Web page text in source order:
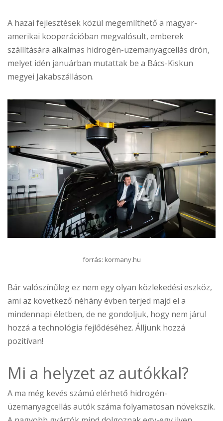
A hazai fejlesztések közül megemlíthető a magyar-
amerikai kooperációban megvalósult, emberek
szállítására alkalmas hidrogén-üzemanyagcellás drón,
melyet idén januárban mutattak be a Bács-Kiskun
megyei Jakabszálláson.
forrás: kormany.hu
Bár valószínűleg ez nem egy olyan közlekedési eszköz,
ami az következő néhány évben terjed majd el a
mindennapi életben, de ne gondoljuk, hogy nem járul
hozzá a technológia fejlődéséhez. Álljunk hozzá
pozitívan!
Mi a helyzet az autókkal?
A ma még kevés számú elérhető hidrogén-
üzemanyagcellás autók száma folyamatosan növekszik.